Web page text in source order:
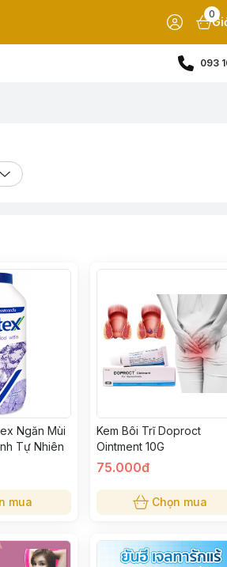
0
093
Ngăn Mùi
Tự Nhiên
mua
Kem Bôi Trĩ Doproct
Ointment 10G
75.000đ
Chọn mua